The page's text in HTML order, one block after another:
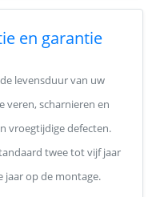
en garantie
levensduur van uw
veren, scharnieren en
vroegtijdige defecten.
twee tot vijf jaar
op de montage.